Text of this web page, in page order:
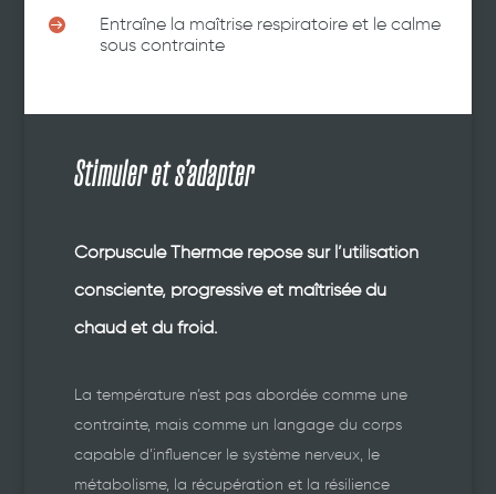

Entraîne la maîtrise respiratoire et le calme
sous contrainte
Stimuler et s’adapter
Corpuscule Thermae repose sur l’utilisation
consciente, progressive et maîtriséedu
chaud et du froid.
La température n’est pas abordée comme une
contrainte, mais comme un langage du corps
capable d’influencer le système nerveux, le
métabolisme, la récupération et la résilience